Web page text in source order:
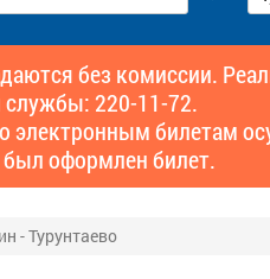
без комиссии.
службы: 220-11-72.
электронным билетам
оформлен билет.
- Турунтаево